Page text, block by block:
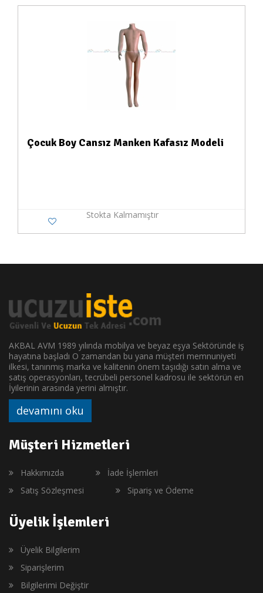
Çocuk Boy Cansız Manken Kafasız Modeli
Stokta Kalmamıştır
AKBAL AVM 1989 yılında mobilya ve beyaz eşya Sektöründe iş
hayatına başladı O zamandan bu yana müşteri memnuniyeti
ilkesi, tanınmış marka ve kalitenin önem taşıdığı satın alma ve
satış operasyonları, tecrübeli personel kadrosu ile sektörün en
İyilerinin arasında yerini almıştır.
devamını oku
Müşteri Hizmetleri
Hakkımızda
İade İşlemleri
Satış Sözleşmesi
Sipariş ve Ödeme
Üyelik İşlemleri
Üyelik Bilgilerim
Siparişlerim
Bilgilerimi Değiştir